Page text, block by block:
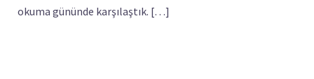
okuma gününde karşılaştık. […]